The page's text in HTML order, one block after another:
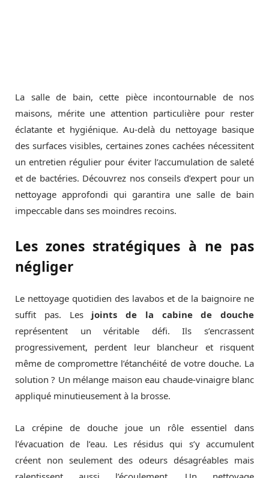
La salle de bain, cette pièce incontournable de nos
maisons, mérite une attention particulière pour rester
éclatante et hygiénique. Au-delà du nettoyage basique
des surfaces visibles, certaines zones cachées nécessitent
un entretien régulier pour éviter l’accumulation de saleté
et de bactéries. Découvrez nos conseils d’expert pour un
nettoyage approfondi qui garantira une salle de bain
impeccable dans ses moindres recoins.
Les zones stratégiques à ne pas
négliger
Le nettoyage quotidien des lavabos et de la baignoire ne
suffit pas. Les joints de la cabine de douche
représentent un véritable défi. Ils s’encrassent
progressivement, perdent leur blancheur et risquent
même de compromettre l’étanchéité de votre douche. La
solution ? Un mélange maison eau chaude-vinaigre blanc
appliqué minutieusement à la brosse.
La crépine de douche joue un rôle essentiel dans
l’évacuation de l’eau. Les résidus qui s’y accumulent
créent non seulement des odeurs désagréables mais